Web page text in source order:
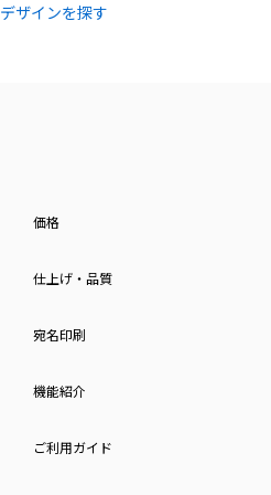
デザインを探す
価格
仕上げ・品質
宛名印刷
機能紹介
ご利用ガイド